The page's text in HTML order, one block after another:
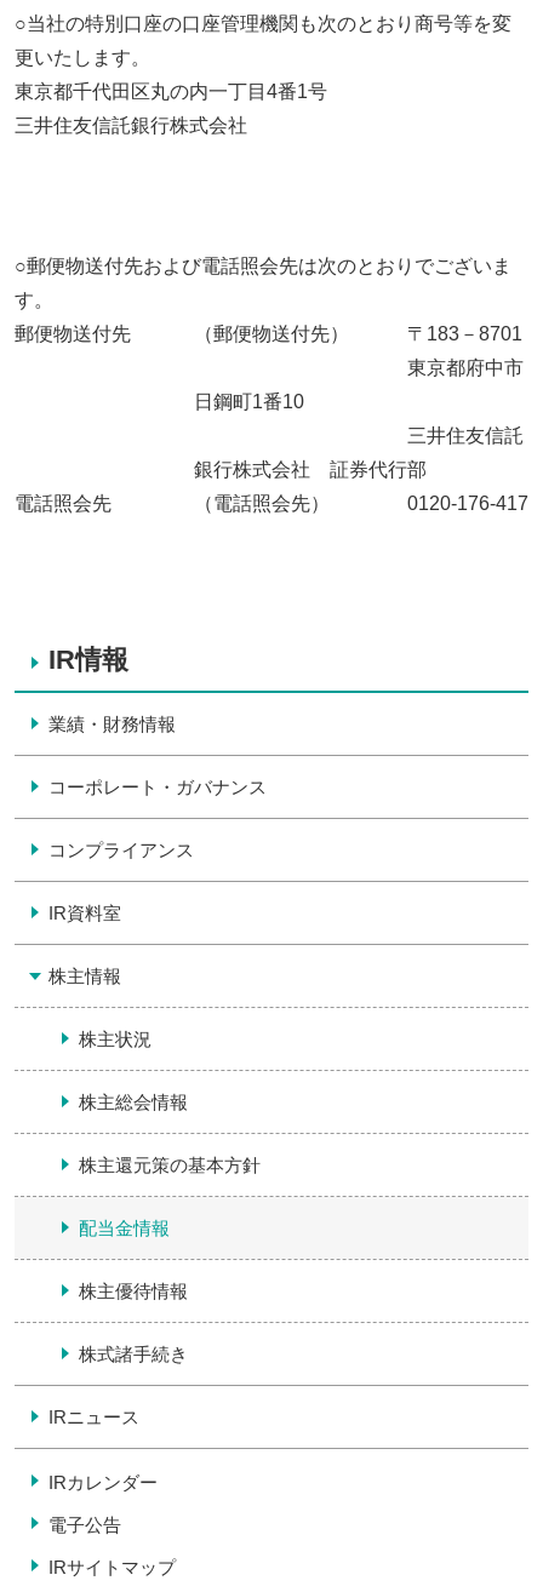
○当社の特別口座の口座管理機関も次のとおり商号等を変
更いたします。
東京都千代田区丸の内一丁目4番1号
三井住友信託銀行株式会社
○郵便物送付先および電話照会先は次のとおりでございま
す。
郵便物送付先
（郵便物送付先） 〒183－8701
東京都府中市
日鋼町1番10
三井住友信託
銀行株式会社 証券代行部
電話照会先
（電話照会先） 0120-176-417
IR情報
業績・財務情報
コーポレート・ガバナンス
コンプライアンス
IR資料室
株主情報
株主状況
株主総会情報
株主還元策の基本方針
配当金情報
株主優待情報
株式諸手続き
IRニュース
IRカレンダー
電子公告
IRサイトマップ